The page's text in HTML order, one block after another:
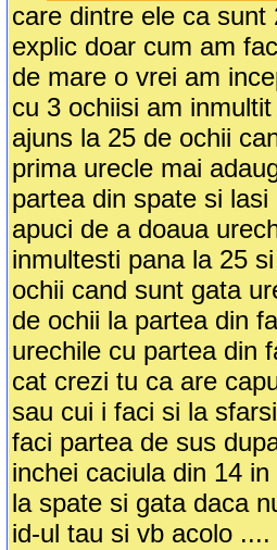
care dintre ele ca sunt
explic doar cum am
de mare o vrei am
cu 3 ochiisi am
ajuns la 25 de ochii
prima urecle mai
partea din spate si
apuci de a doaua
inmultesti pana la 25
ochii cand sunt gata
de ochii la partea din
urechile cu partea din
cat crezi tu ca are
sau cui i faci si la
faci partea de sus
inchei caciula din 14
la spate si gata daca
id-ul tau si vb acolo ....